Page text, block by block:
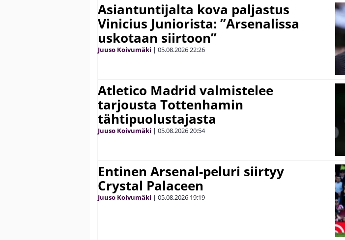
Asiantuntijalta kova paljastus
Vinicius Juniorista: ”Arsenalissa
uskotaan siirtoon”
Juuso Koivumäki | 05.08.202622:26
Atletico Madrid valmistelee
tarjousta Tottenhamin
tähtipuolustajasta
Juuso Koivumäki | 05.08.202620:54
Entinen Arsenal-peluri siirtyy
Crystal Palaceen
Juuso Koivumäki | 05.08.2026 19:19